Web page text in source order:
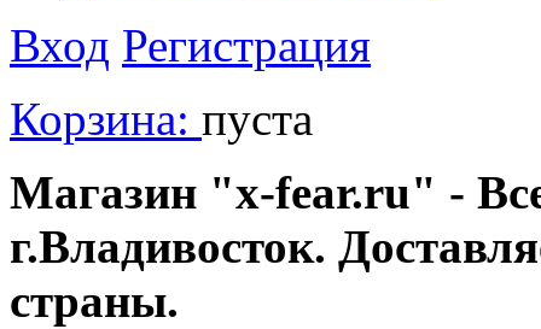
Вход Регистрация
Корзина: пуста
Магазин "x-fear.ru" -
г.Владивосток.
страны.